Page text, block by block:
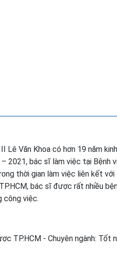
Lê Văn Khoa có hơn 19 năm
2021, bác sĩ làm việc tại Bệnh
thời gian làm việc liên kết
bác sĩ được rất nhiều
công việc.
TP.HCM - Chuyên ngành: